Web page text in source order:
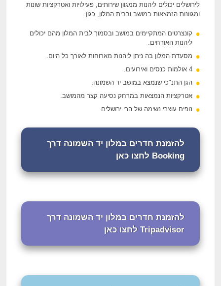
לירושלים יכולים ליהנות ממגוון שירותים, פעילויות ואטרקציות שונות
ומגוונות הנמצאות במושב ובבית המלון, כגון:
קונצרטים המתקיימים במושב ובסמוך לבית המלון מהם יכולים
ליהנות האורחים.
מסעדת המלון בה ניתן ליהנות מארוחות לאורך כל היום.
4 אולמות כנסים ואירועים.
הגן התנ"כי שנמצא במושב יד השמונה.
אטרקציות הנמצאות במרחק נסיעה קצר מהמושב.
נופים עוצרי נשימה של הרי ירושלים.
להזמנת חדרים במלון יד השמונה דרך
Booking לחצו כאן
להזמנת חדרים במלון יד השמונה דרך
Tripadvisor לחצו כאן